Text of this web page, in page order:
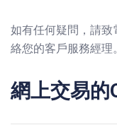
如有任何疑問，請致
絡您的客戶服務經理。
網上交易的